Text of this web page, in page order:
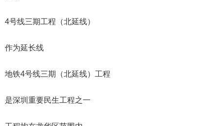
4号线三期工程（北延线）
作为延长线
地铁4号线三期（北延线）工程
是深圳重要民生工程之一